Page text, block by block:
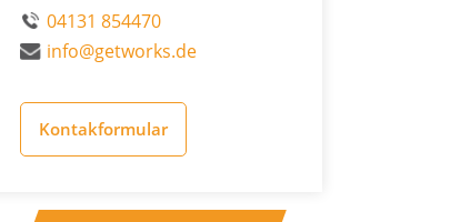
04131 854470
info@getworks.de
Kontakformular